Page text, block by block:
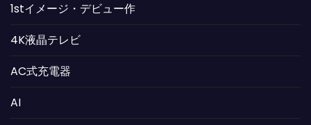
1stイメージ・デビュー作
4K液晶テレビ
AC式充電器
AI